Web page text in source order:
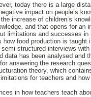
today there is a large
impact on people’s
increase of children’s
and that opens for an
limitations and successes in
food production is taught
structured interviews with
has been analysed and
answering the research
theory, which
for teachers and
in how teachers teach